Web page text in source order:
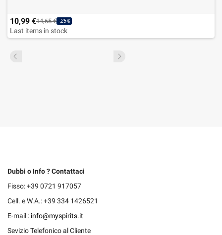
10,99 €14,65 € -25%
Last items in stock
Dubbi o Info ? Contattaci
Fisso: +39 0721 917057
Cell. e W.A.: +39 334 1426521
E-mail : info@myspirits.it
Sevizio Telefonico al Cliente